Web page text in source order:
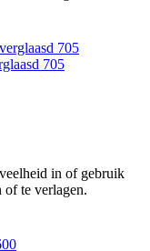
705
in of gebruik
of te verlagen.